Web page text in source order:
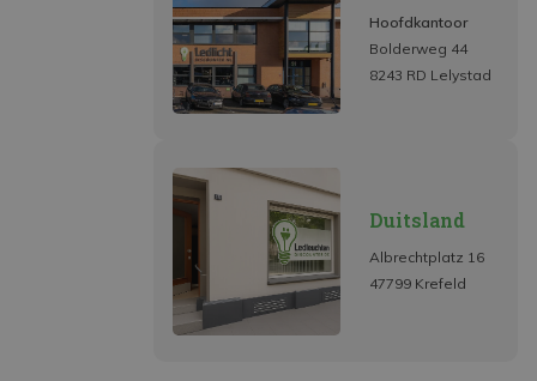
Hoofdkantoor
Bolderweg 44
8243 RD Lelystad
Duitsland
Albrechtplatz 16
47799 Krefeld